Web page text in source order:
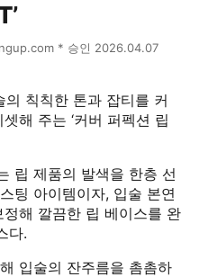
* 승인 2026.04.07
칙칙한 톤과 잡티를 커
해 주는 ‘커버 퍼펙션 립
립 제품의 발색을 한층 선
팅 아이템이자, 입술 본연
해 깔끔한 립 베이스를 완
다.
입술의 잔주름을 촘촘하